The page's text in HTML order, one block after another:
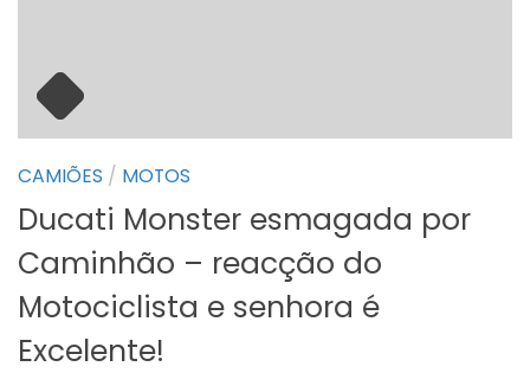
CAMIÕES / MOTOS
Ducati Monster esmagada por
Caminhão – reacção do
Motociclista e senhora é
Excelente!